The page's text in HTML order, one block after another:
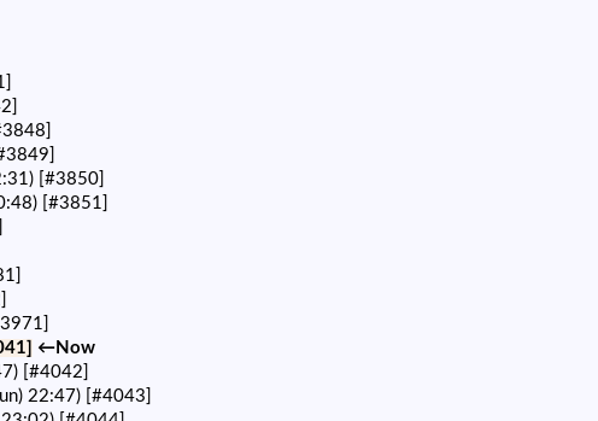
[#3850]
[#3851]
←Now
[#4042]
22:47) [#4043]